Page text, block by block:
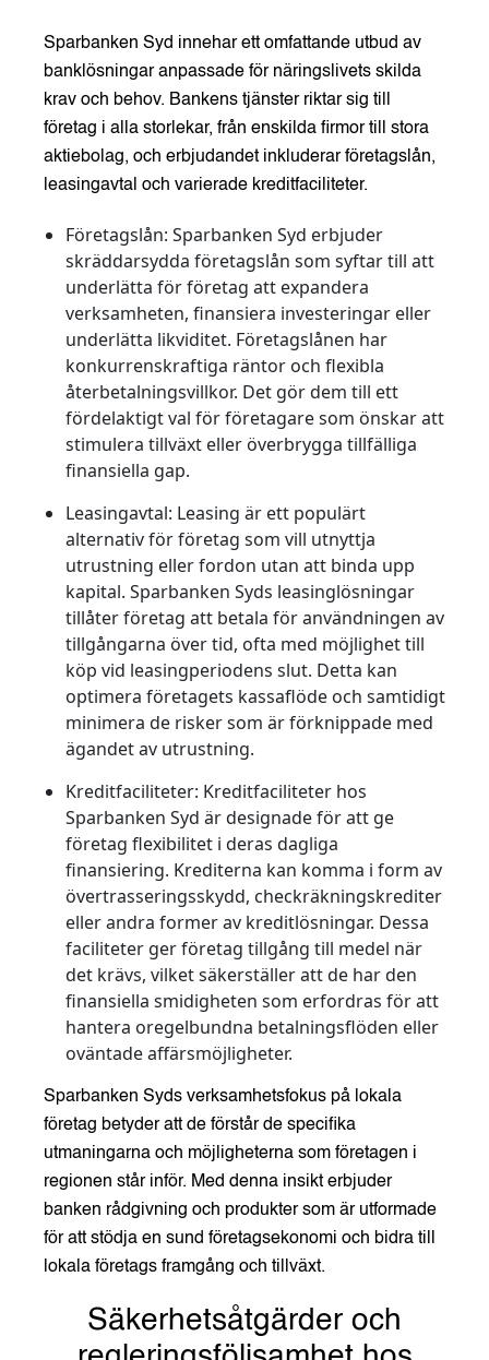
Sparbanken Syd innehar ett omfattande utbud av
banklösningar anpassade för näringslivets skilda
krav och behov. Bankens tjänster riktar sig till
företag i alla storlekar, från enskilda firmor till stora
aktiebolag, och erbjudandet inkluderar företagslån,
leasingavtal och varierade kreditfaciliteter.
Företagslån: Sparbanken Syd erbjuder
skräddarsydda företagslån som syftar till att
underlätta för företag att expandera
verksamheten, finansiera investeringar eller
underlätta likviditet. Företagslånen har
konkurrenskraftiga räntor och flexibla
återbetalningsvillkor. Det gör dem till ett
fördelaktigt val för företagare som önskar att
stimulera tillväxt eller överbrygga tillfälliga
finansiella gap.
Leasingavtal: Leasing är ett populärt
alternativ för företag som vill utnyttja
utrustning eller fordon utan att binda upp
kapital. Sparbanken Syds leasinglösningar
tillåter företag att betala för användningen av
tillgångarna över tid, ofta med möjlighet till
köp vid leasingperiodens slut. Detta kan
optimera företagets kassaflöde och samtidigt
minimera de risker som är förknippade med
ägandet av utrustning.
Kreditfaciliteter: Kreditfaciliteter hos
Sparbanken Syd är designade för att ge
företag flexibilitet i deras dagliga
finansiering. Krediterna kan komma i form av
övertrasseringsskydd, checkräkningskrediter
eller andra former av kreditlösningar. Dessa
faciliteter ger företag tillgång till medel när
det krävs, vilket säkerställer att de har den
finansiella smidigheten som erfordras för att
hantera oregelbundna betalningsflöden eller
oväntade affärsmöjligheter.
Sparbanken Syds verksamhetsfokus på lokala
företag betyder att de förstår de specifika
utmaningarna och möjligheterna som företagen i
regionen står inför. Med denna insikt erbjuder
banken rådgivning och produkter som är utformade
för att stödja en sund företagsekonomi och bidra till
lokala företags framgång och tillväxt.
Säkerhetsåtgärder och